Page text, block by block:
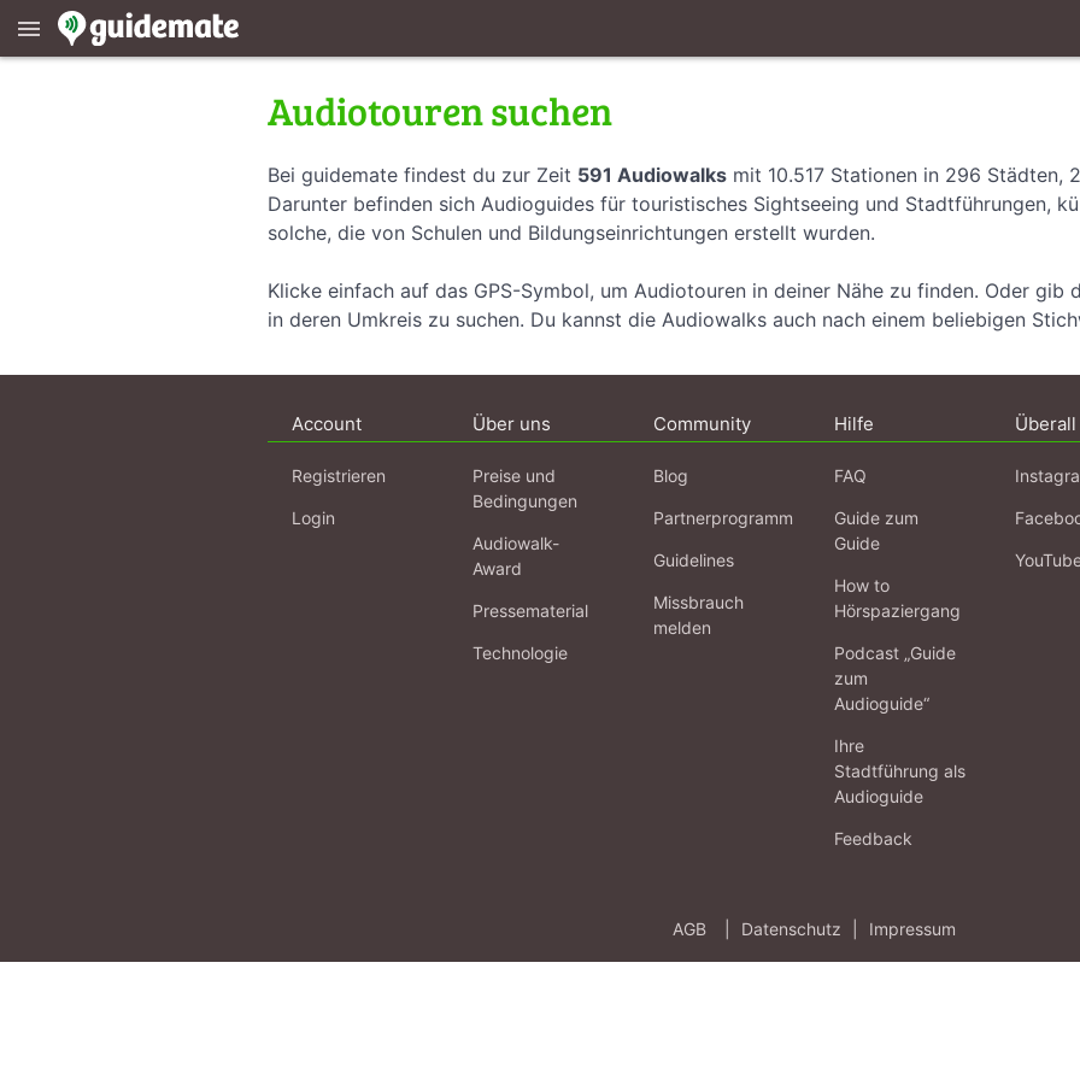
menu
Audiotouren suchen
Bei guidemate findest du zur Zeit 591 Audiowalks mit 10.517 Stationen in 296 Städten,
Darunter befinden sich Audioguides für touristisches Sightseeing und Stadtführungen,
solche, die von Schulen und Bildungseinrichtungen erstellt wurden.
Klicke einfach auf das GPS-Symbol, um Audiotouren in deiner Nähe zu finden. Oder gib
in deren Umkreis zu suchen. Du kannst die Audiowalks auch nach einem beliebigen
Account
Registrieren
Login
Über uns
Preise und
Bedingungen
Audiowalk-
Award
Pressematerial
Technologie
Community
Blog
Partnerprogramm
Guidelines
Missbrauch
melden
Hilfe
FAQ
Guide zum
Guide
How to
Hörspaziergang
Podcast „Guide
zum
Audioguide“
Ihre
Stadtführung als
Audioguide
Feedback
Überall
AGB Datenschutz Impressum